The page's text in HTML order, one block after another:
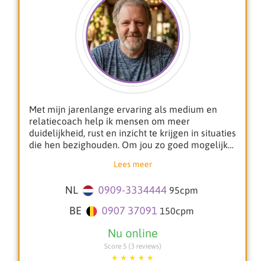
Met mijn jarenlange ervaring als medium en
relatiecoach help ik mensen om meer
duidelijkheid, rust en inzicht te krijgen in situaties
die hen bezighouden. Om jou zo goed mogelijk
duidelijke vraag en het onderwerp waar je meer
Als helderhorend, helderwetend en helderziend
medium stem ik mij intuïtief af op jouw energie
en situatie. Je kunt bij mij terecht met allerlei
vragen over liefde, relaties, werk, keuzes of
persoonlijke ontwikkeling. Daarnaast bied ik een
Lees meer
NL 0909-3334444 95cpm
BE 0907 37091 150cpm
Score 5 (3 reviews)